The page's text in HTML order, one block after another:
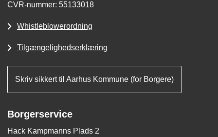
CVR-nummer: 55133018
Whistleblowerordning
Tilgængelighedserklæring
Skriv sikkert til Aarhus Kommune (for Borgere)
Borgerservice
Hack Kampmanns Plads 2